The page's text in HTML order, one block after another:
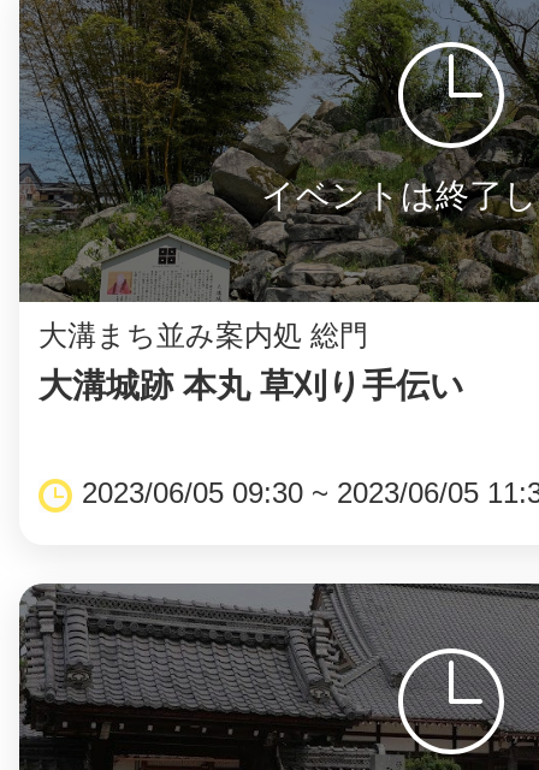
イベントは終了
大溝まち並み案内処 総門
大溝城跡 本丸 草刈り手伝い
2023/06/05 09:30 ~ 2023/06/05
プライバシーポ
©︎ KAYAC Inc.